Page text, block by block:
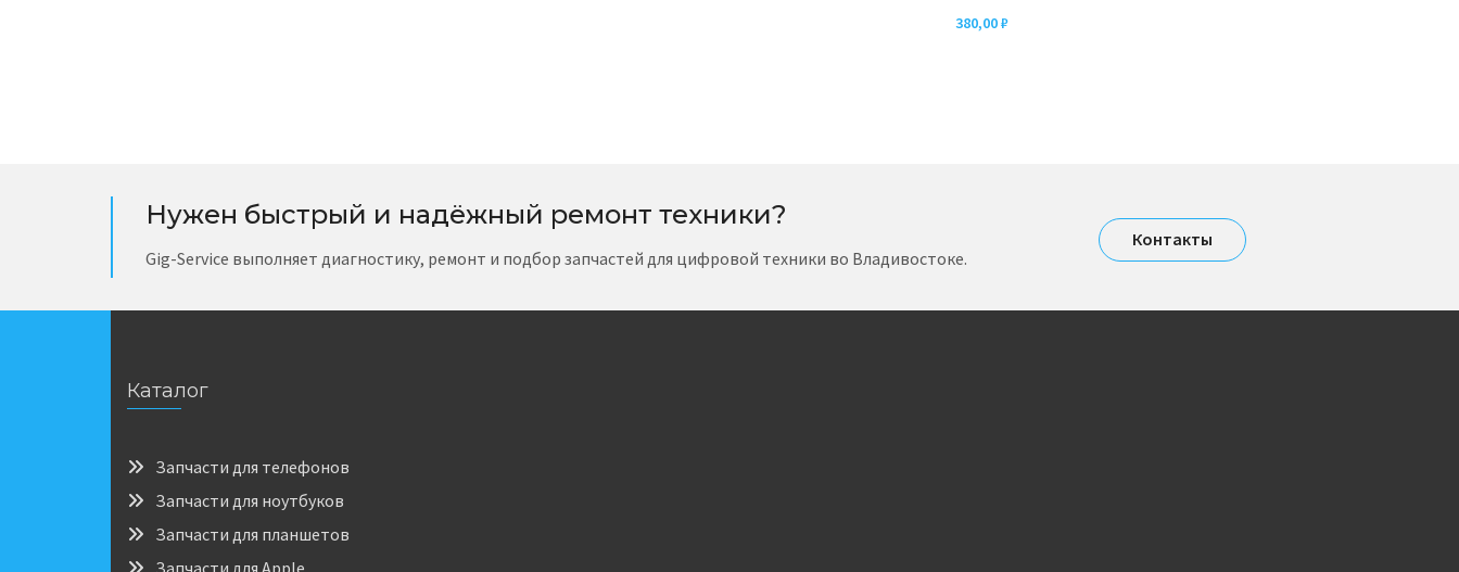
380,00₽
Нужен быстрый и надёжный ремонт техники?
Gig-Service выполняет диагностику, ремонт и подбор запчастей для цифровой техники во Владивостоке.
Контакты
Каталог
Запчасти для телефонов
Запчасти для ноутбуков
Запчасти для планшетов
Запчасти для Apple